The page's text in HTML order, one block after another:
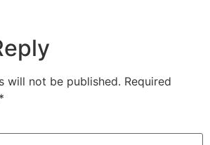
will not be published. Required
*